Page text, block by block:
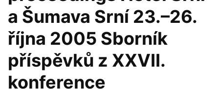
a Šumava Srní 23.–26.
října 2005 Sborník
příspěvků z XXVII.
konference